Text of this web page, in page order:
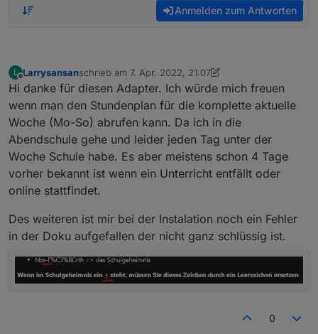
Anmelden zum Antworten
L
Offline
Larrysansanschrieb am 7. Apr. 2022, 21:07
zuletzt editiert von Larrysansan
Hi danke für diesen Adapter. Ich würde mich freuen
wenn man den Stundenplan für die komplette aktuelle
Woche (Mo-So) abrufen kann. Da ich in die
Abendschule gehe und leider jeden Tag unter der
Woche Schule habe. Es aber meistens schon 4 Tage
vorher bekannt ist wenn ein Unterricht entfällt oder
online stattfindet.
Des weiteren ist mir bei der Instalation noch ein Fehler
in der Doku aufgefallen der nicht ganz schlüssig ist.
0